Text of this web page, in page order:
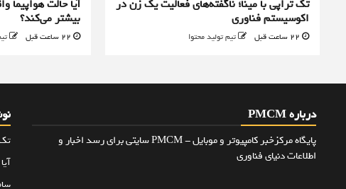
تک تراپی با مینا؛ ناگفته‌های فعالیت یک زن در
اکوسیستم فناوری
تیم تولید محتوا
آیا حالت هواپیما
بیشتر می‌کند؟
درباره PMCM
پایگاه مرکزخبر کامپیوتر و موبایل - PMCM سایتی برای رسد اخبار و
اطلاعات دنیای فناوری